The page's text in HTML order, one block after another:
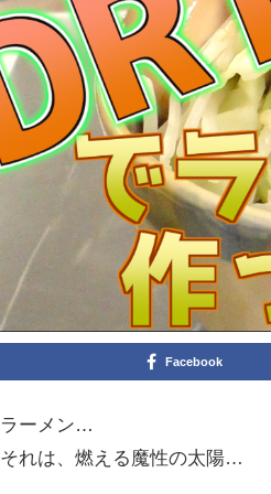
Facebook
ラーメン…
それは、燃える魔性の太陽…